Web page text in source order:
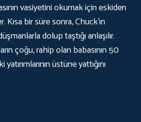
vasiyetini okumak için eskiden
Kısa bir süre sonra, Chuck'ın
dolup taştığı anlaşılır.
çoğu, rahip olan babasının 50
üstüne yattığını